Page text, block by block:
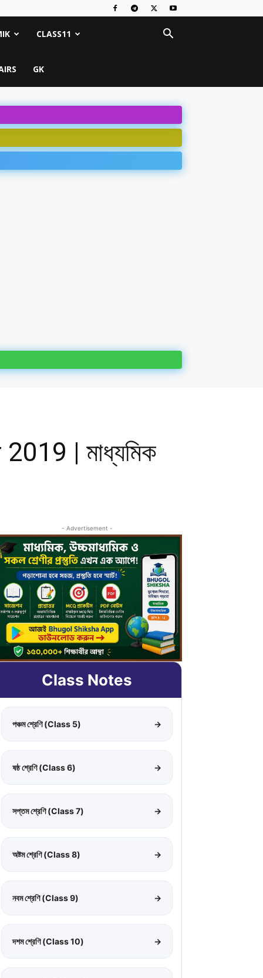
CLASS11
GK
| মাধ্যমিক
- Advertisement -
Class Notes
পঞ্চম শ্রেণি (Class 5) →
ষষ্ঠ শ্রেণি (Class 6) →
সপ্তম শ্রেণি (Class 7) →
অষ্টম শ্রেণি (Class 8) →
নবম শ্রেণি (Class 9) →
দশম শ্রেণি (Class 10) →